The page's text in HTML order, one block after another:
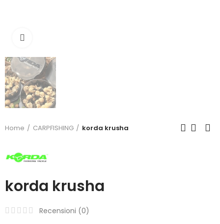
Home CARPFISHING korda krusha
korda krusha
Recensioni (0)